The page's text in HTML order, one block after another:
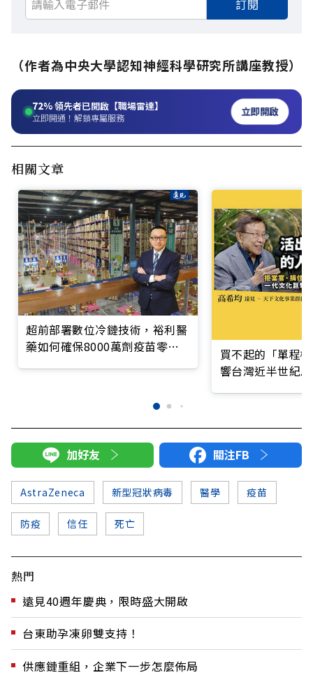
訂閱
（作者為中央大學認知神經科學研究所講座教授）
72%領先者已開啟【職場雷達】
立即開通！解鎖專屬服務 立即開啟
相關文章
超前部署數位冷鏈技術，裕利醫
藥如何確保8000萬劑疫苗零耗
買不起的「單程
響台灣近半世紀
加好友 關注FB
AstraZeneca 新型冠狀病毒 醫學 疫苗
防疫 信任 死亡
熱門
遠見40週年慶典，限時盛大開啟
台東助孕凍卵雙支持！
供應鏈重組，企業下一步怎麼佈局